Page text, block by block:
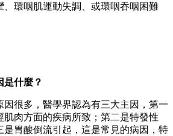
、環咽肌運動失調、或環咽吞咽困難
是什麼？
因很多，醫學界認為有三大主因，第一
肌肉方面的疾病所致；第二是特發性
是胃酸倒流引起，這是常見的病因，特